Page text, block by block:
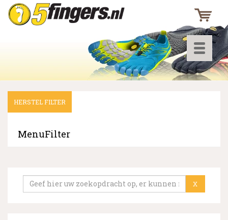
Toggle
▼
HERSTEL FILTER
MenuFilter
X